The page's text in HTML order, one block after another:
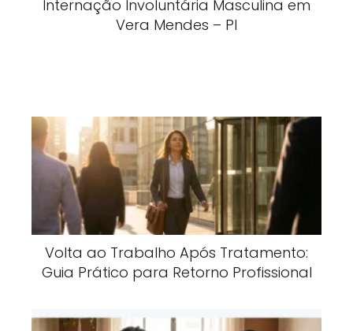
Internação Involuntária Masculina em
Vera Mendes – PI
Volta ao Trabalho Após Tratamento:
Guia Prático para Retorno Profissional